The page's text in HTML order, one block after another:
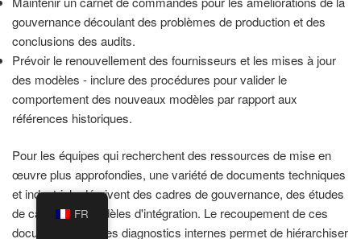
gouvernance découlant des problèmes de production et des
conclusions des audits.
Prévoir le renouvellement des fournisseurs et les mises à jour
des modèles - inclure des procédures pour valider le
comportement des nouveaux modèles par rapport aux
références historiques.
Pour les équipes qui recherchent des ressources de mise en
œuvre plus approfondies, une variété de documents techniques
et industriels décrivent des cadres de gouvernance, des études
de cas et des modèles d'intégration. Le recoupement de ces
documents avec les diagnostics internes permet de hiérarchiser
FR